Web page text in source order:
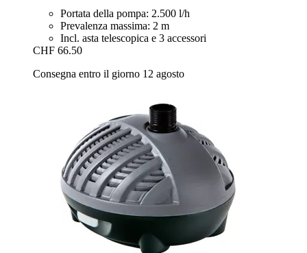
Portata della pompa: 2.500 l/h
Prevalenza massima: 2 m
Incl. asta telescopica e 3 accessori
CHF 66.50
Consegna entro il giorno 12 agosto